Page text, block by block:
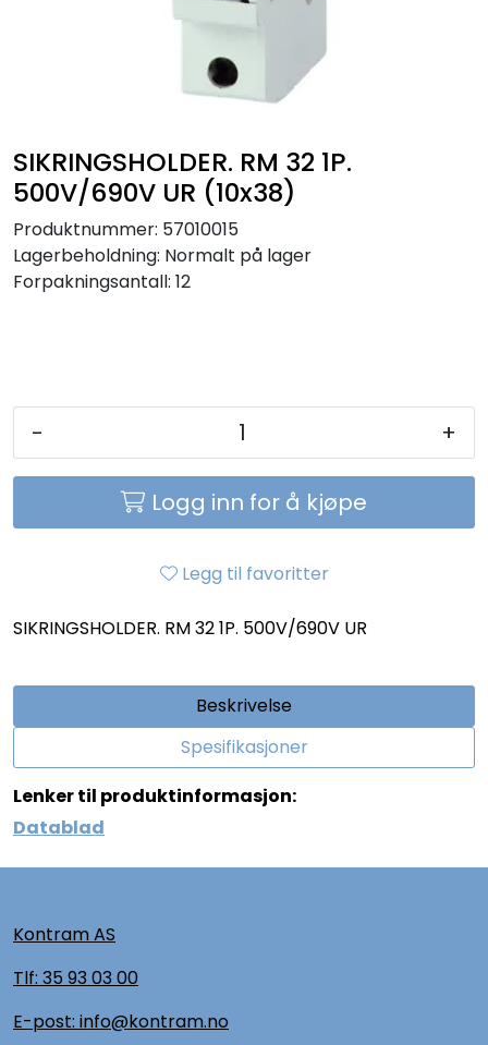
SIKRINGSHOLDER. RM 32 1P.
500V/690V UR (10x38)
Produktnummer: 57010015
Lagerbeholdning: Normalt på lager
Forpakningsantall: 12
- +
Logg inn for å kjøpe
Legg til favoritter
SIKRINGSHOLDER. RM 32 1P. 500V/690V UR
Beskrivelse
Spesifikasjoner
Lenker til produktinformasjon:
Datablad
Kontram AS
Tlf: 35 93 03 00
E-post: info@kontram.no